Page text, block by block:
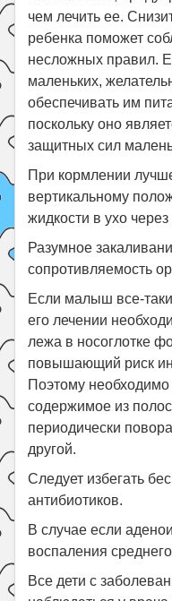
чем лечить ее.
ребенка поможет
несложных правил.
маленьких,
обеспечивать им
поскольку оно
защитных сил
При кормлении
вертикальному
жидкости в ухо
Разумное
сопротивляемость
Если малыш все-
его лечении
лежа в носоглотке
повышающий риск
Поэтому необходимо
содержимое из
периодически
другой.
Следует избегать
антибиотиков.
В случае если
воспаления
Все дети с